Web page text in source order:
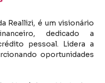
Reallizi, é um visionário
dedicado a
pessoal. Lidera a
oportunidades